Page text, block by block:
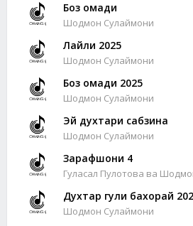
Боз омади
Шодмон Сулаймони
Лайли 2025
Шодмон Сулаймони
Боз омади 2025
Шодмон Сулаймони
Эй духтари сабзина
Шодмон Сулаймони
Зарафшони 4
Гуласал Пулотова ва
Духтар гули бахорай
Шодмон Сулаймони